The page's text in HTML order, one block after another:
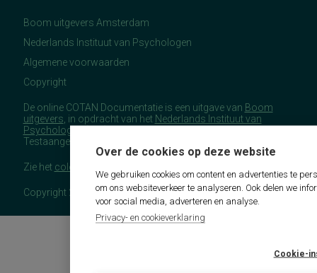
Over de cookies op deze website
We gebruiken cookies om content en advertenties te
om ons websiteverkeer te analyseren. Ook delen we
voor social media, adverteren en analyse.
Privacy- en cookieverklaring
Cookie-
Boom uitgevers Amsterdam
Nederlands Instituut van Psychologen
Algemene voorwaarden
Copyright
De online COTAN Documentatie is een uitgave van Boom
uitgevers , in opdracht van het Nederlands Instituut van
Psychologen(NIP), namens de Commissie
Testaangelegenheden Nederland (COTAN).
Zie het colofon
Copyright 2026 - COTAN Documentatie